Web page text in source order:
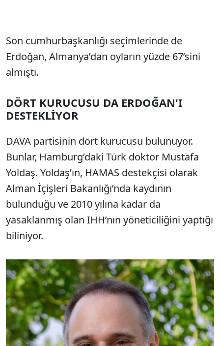
Son cumhurbaşkanlığı seçimlerinde de
Erdoğan, Almanya’dan oyların yüzde 67’sini
almıştı.
DÖRT KURUCUSU DA ERDOĞAN'I
DESTEKLİYOR
DAVA partisinin dört kurucusu bulunuyor.
Bunlar, Hamburg’daki Türk doktor Mustafa
Yoldaş. Yoldaş’ın, HAMAS destekçisi olarak
Alman İçişleri Bakanlığı’nda kaydının
bulunduğu ve 2010 yılına kadar da
yasaklanmış olan IHH’nın yöneticiliğini yaptığı
biliniyor.